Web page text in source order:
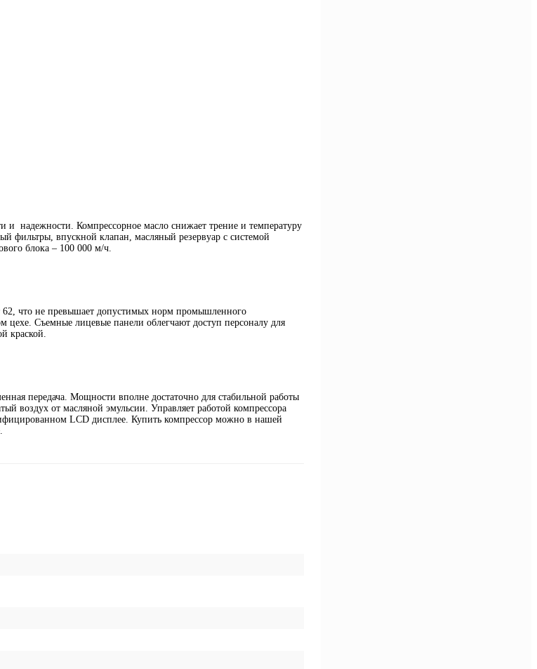
и надежности. Компрессорное масло снижает трение и температуру
фильтры, впускной клапан, масляный резервуар с системой
блока – 100 000 м/ч.
62, что не превышает допустимых норм промышленного
цехе. Съемные лицевые панели облегчают доступ персоналу для
краской.
передача. Мощности вполне достаточно для стабильной работы
воздух от масляной эмульсии. Управляет работой компрессора
LCD дисплее. Купить компрессор можно в нашей